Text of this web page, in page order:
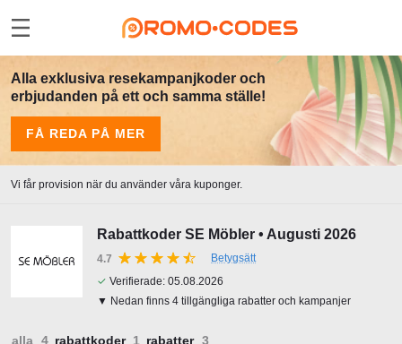
Alla exklusiva resekampanjkoder och
erbjudanden på ett och samma ställe!
FÅ REDA PÅ MER
Vi får provision när du använder våra kuponger.
Rabattkoder SE Möbler • Augusti 2026
4.7
Betygsätt
✓ Verifierade: 05.08.2026
▼ Nedan finns 4 tillgängliga rabatter och kampanjer
alla rabattkoder rabatter